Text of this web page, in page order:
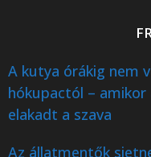
A kutya órákig nem
hókupactól –
elakadt a szava
Az állatmentők